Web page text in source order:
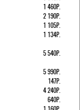
1 460Р.
2 190Р.
1 105Р.
1 134Р.
5 540Р.
5 990Р.
147Р.
4 240Р.
640Р.